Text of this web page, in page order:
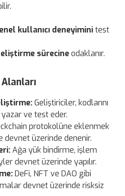
kullanıcı deneyiminitest
sürecineodaklanır.
Geliştiriciler, kodlarını
ve test eder.
protokolüne eklenmek
devnet üzerinde denenir.
Ağa yük bindirme, işlem
devnet üzerinde yapılır.
DeFi, NFT ve DAO gibi
devnet üzerinde risksiz